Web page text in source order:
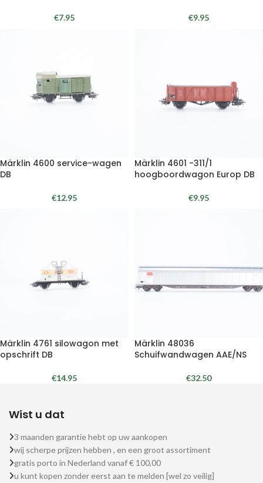
€7.95 €9.95
Märklin 4600 service-wagen
DB
€12.95
Märklin 4601 -311/1
hoogboordwagon Europ DB
€9.95
Märklin 4761 silowagon met
opschrift DB
€14.95
Märklin 48036
Schuifwandwagen AAE/NS
€32.50
Wist u dat
3 maanden garantie hebt op uw aankopen
wij scherpe prijzen hebben , en een groot assortiment
gratis porto in Nederland vanaf € 100,00
u kunt kopen zonder eerst aan te melden [wel zo veilig]